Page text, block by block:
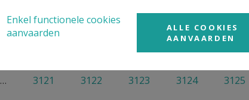
Geen artikels gevonden.
… 3121 3122 3123 3124 3125
Enkel functionele cookies
aanvaarden
ALLE COOKIES
AANVAARDEN